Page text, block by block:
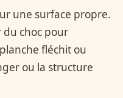
une surface propre.
choc pour
fléchit ou
ou la structure